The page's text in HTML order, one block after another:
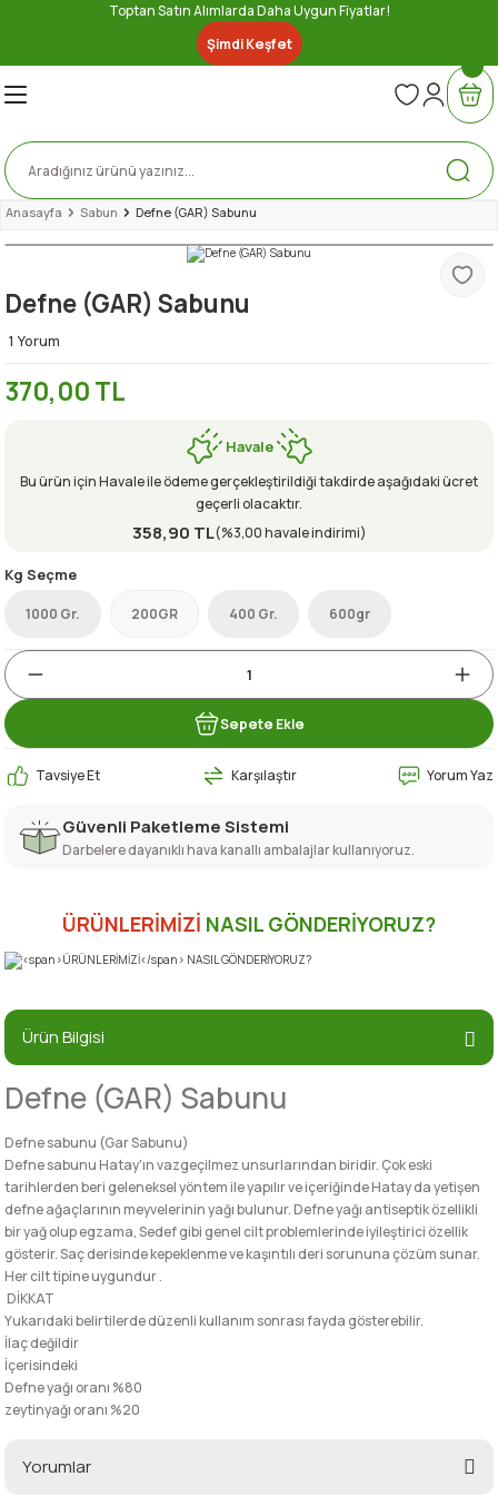
Toptan Satın Alımlarda Daha Uygun Fiyatlar!
Şimdi Keşfet
Geri Dön
Geri Dön
Sosu
Geri Dön
Geri Dön
Geri Dön
Geri Dön
Geri Dön
Geri Dön
Anasayfa Sabun Defne (GAR) Sabunu
Defne (GAR) Sabunu
1 Yorum
370,00 TL
Havale
Bu ürün için Havale ile ödeme gerçekleştirildiği takdirde aşağıdaki ücret
geçerli olacaktır.
358,90 TL(%3,00 havale indirimi)
Kg Seçme
1000 Gr. 200GR 400 Gr. 600gr
Sepete Ekle
Tavsiye Et Karşılaştır Yorum Yaz
Güvenli Paketleme Sistemi
Darbelere dayanıklı hava kanallı ambalajlar kullanıyoruz.
ÜRÜNLERİMİZİ NASIL GÖNDERİYORUZ?
Ürün Bilgisi
Defne (GAR) Sabunu
Defne sabunu (Gar Sabunu)
Defne sabunu Hatay'ın vazgeçilmez unsurlarından biridir. Çok eski
tarihlerden beri geleneksel yöntem ile yapılır ve içeriğinde Hatay da yetişen
defne ağaçlarının meyvelerinin yağı bulunur. Defne yağı antiseptik özellikli
bir yağ olup egzama, Sedef gibi genel cilt problemlerinde iyileştirici özellik
gösterir. Saç derisinde kepeklenme ve kaşıntılı deri sorununa çözüm sunar.
Her cilt tipine uygundur .
DİKKAT
Yukarıdaki belirtilerde düzenli kullanım sonrası fayda gösterebilir.
İlaç değildir
İçerisindeki
Defne yağı oranı %80
zeytinyağı oranı %20
Yorumlar